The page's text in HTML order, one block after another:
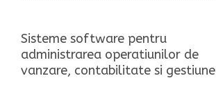
Sisteme software pentru
administrarea operatiunilor de
vanzare, contabilitate si gestiune